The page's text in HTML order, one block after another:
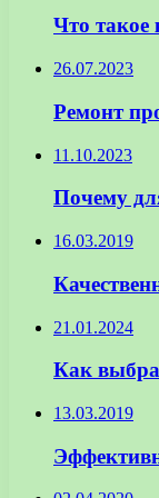
Что такое
26.07.2023
Ремонт
11.10.2023
Почему
16.03.2019
21.01.2024
Как
13.03.2019